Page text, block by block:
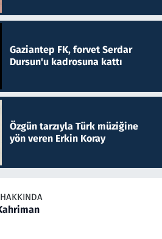
Gaziantep FK, forvet Serdar
Dursun'u kadrosuna kattı
Özgün tarzıyla Türk müziğine
yön veren Erkin Koray